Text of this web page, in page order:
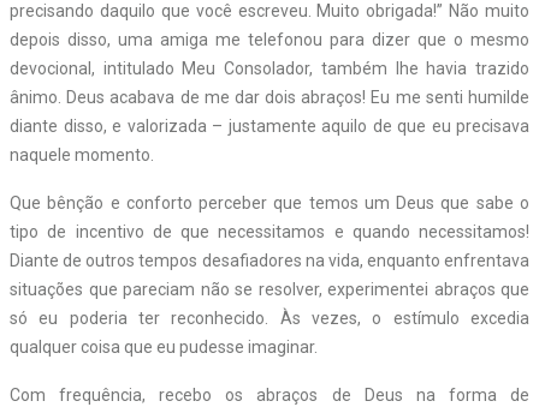
precisando daquilo que você escreveu. Muito obrigada!” Não muito
depois disso, uma amiga me telefonou para dizer que o mesmo
devocional, intitulado Meu Consolador, também lhe havia trazido
ânimo. Deus acabava de me dar dois abraços! Eu me senti humilde
diante disso, e valorizada – justamente aquilo de que eu precisava
naquele momento.
Que bênção e conforto perceber que temos um Deus que sabe o
tipo de incentivo de que necessitamos e quando necessitamos!
Diante de outros tempos desafiadores na vida, enquanto enfrentava
situações que pareciam não se resolver, experimentei abraços que
só eu poderia ter reconhecido. Às vezes, o estímulo excedia
qualquer coisa que eu pudesse imaginar.
Com frequência, recebo os abraços de Deus na forma de